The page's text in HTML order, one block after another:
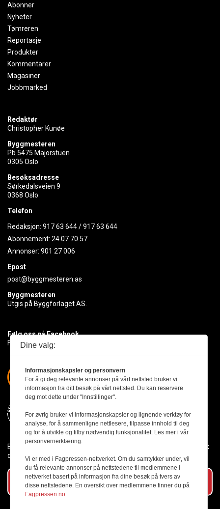
Abonner
Nyheter
Tømreren
Reportasje
Produkter
Kommentarer
Magasiner
Jobbmarked
Redaktør
Christopher Kunøe
Byggmesteren
Pb 5475 Majorstuen
0305 Oslo
Besøksadresse
Sørkedalsveien 9
0368 Oslo
Telefon
Redaksjon: 917 63 644/917 63 644
Abonnement: 24 07 70 57
Annonser: 901 27 006
Epost
post@byggmesteren.as
Byggmesteren
Utgis på Byggforlaget AS.
Følg oss på Facebook
Få med deg det siste innen byggebransjen
Byggmesteren følger Vær Varsom-plakaten og presseetikken slik
den er nedfelt i Redaktørplakaten.
Abonner på vårt nyhetsbrev
Dine valg:
Informasjonskapsler og personvern
For å gi deg relevante annonser på vårt nettsted bruker vi
informasjon fra ditt besøk på vårt nettsted. Du kan reservere
deg mot dette under "Innstillinger".
For øvrig bruker vi informasjonskapsler og lignende verktøy for
analyse, for å sammenligne nettlesere, tilpasse innhold til deg
og for å utvikle og tilby nødvendig funksjonalitet. Les mer i vår
personvernerklæring.
Vi er med i Fagpressen-nettverket. Om du samtykker under, vil
du få relevante annonser på nettstedene til medlemmene i
nettverket basert på informasjon fra dine besøk på tvers av
disse nettstedene. En oversikt over medlemmene finner du på
Fagpressen.no.